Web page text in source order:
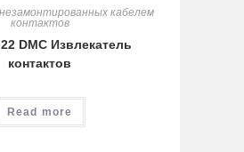
кабелем
контактов
DMC Извлекатель
контактов
Read more